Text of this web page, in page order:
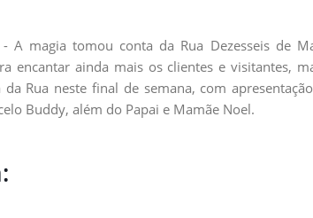
- A magia tomou conta da Rua Dezesseis de
encantar ainda mais os clientes e visitantes,
Rua neste final de semana, com
Buddy, além do Papai e Mamãe Noel.